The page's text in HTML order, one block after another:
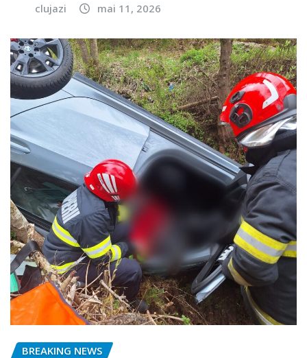
clujazi mai 11, 2026
BREAKING NEWS